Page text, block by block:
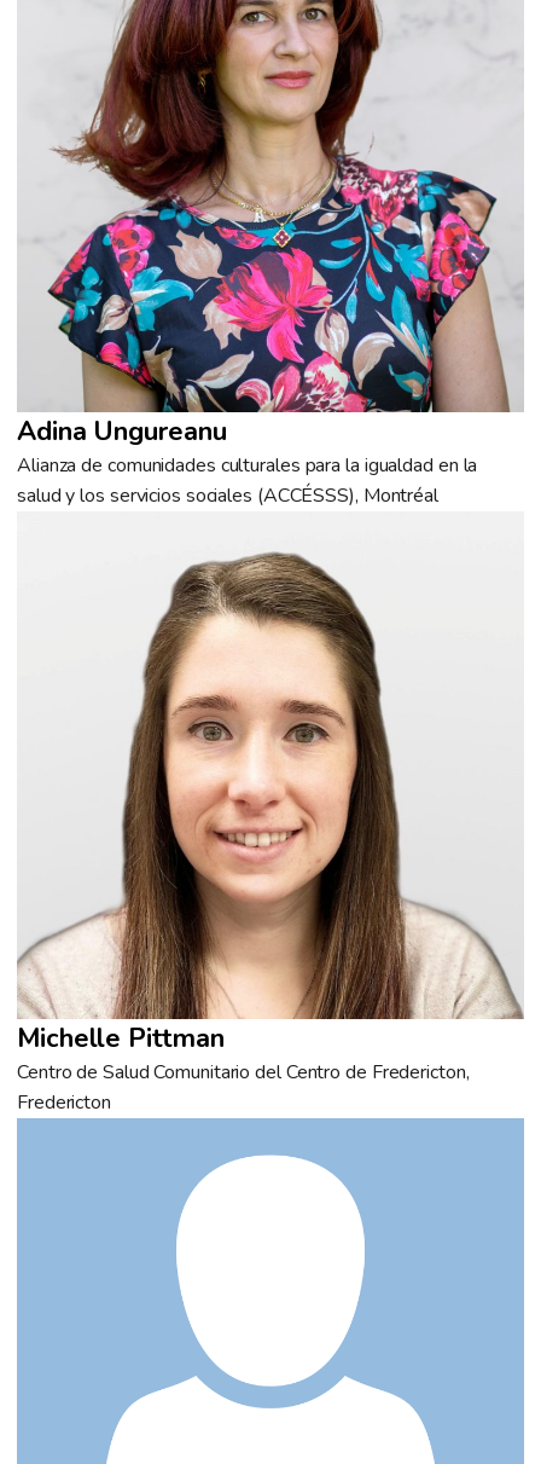
Adina Ungureanu
Alianza de comunidades culturales para la igualdad en la
salud y los servicios sociales (ACCÉSSS), Montréal
Michelle Pittman
Centro de Salud Comunitario del Centro de Fredericton,
Fredericton